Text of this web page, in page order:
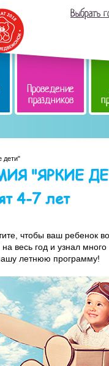
Выбрать
Проведение
праздников
дети"
"ЯРКИЕ
4-7 лет
чтобы ваш ребенок
весь год и узнал много
летнюю программу!